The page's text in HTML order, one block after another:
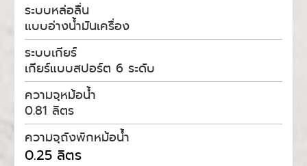
ระบบหล่อลื่น
แบบอ่างน้ำมันเครื่อง
ระบบเกียร์
เกียร์แบบสปอร์ต 6 ระดับ
ความจุหม้อน้ำ
0.81 ลิตร
ความจุถังพักหม้อน้ำ
0.25 ลิตร